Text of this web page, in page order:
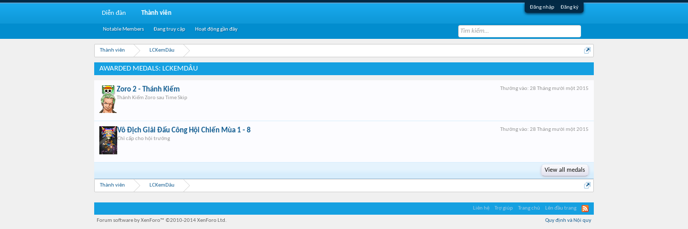
Đăng nhập Đăng ký
Thành viên LCKemDâu
AWARDED MEDALS: LCKEMDÂU
Thưởng vào: 28 Tháng mười một 2015
Zoro 2 - Thánh Kiếm
Thánh Kiếm Zoro sau Time Skip
Thưởng vào: 28 Tháng mười một 2015
Vô Địch Giải Đấu Công Hội Chiến Mùa 1 - 8
Chỉ cấp cho hội trưởng
View all medals
Thành viên LCKemDâu
Diễn đàn Thành viên
Notable Members Đang truy cập Hoạt động gần đây
Liên hệ Trợ giúp Trang chủ Lên đầu trang
Quy định và Nội quy
Forum software by XenForo™ ©2010-2014 XenForo Ltd.